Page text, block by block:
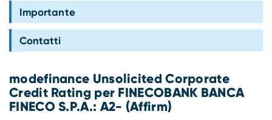
Importante
Contatti
modefinance Unsolicited Corporate
Credit Rating per FINECOBANK BANCA
FINECO S.P.A.: A2- (Affirm)